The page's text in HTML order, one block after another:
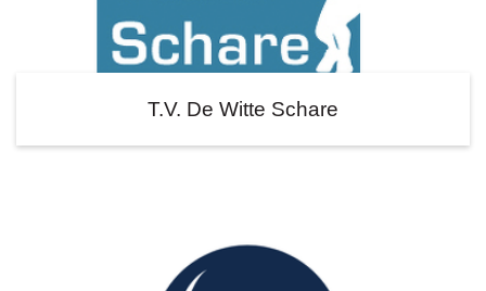
T.V. De Witte Schare